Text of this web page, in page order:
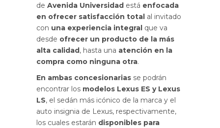
de Avenida Universidad está enfocada
en ofrecer satisfacción total al invitado
con una experiencia integral que va
desde ofrecer un producto de la más
alta calidad , hasta una atención en la
compra como ninguna otra.
En ambas concesionarias se podrán
encontrar los modelos Lexus ES y Lexus
LS, el sedán más icónico de la marca y el
auto insignia de Lexus, respectivamente,
los cuales estarán disponibles para